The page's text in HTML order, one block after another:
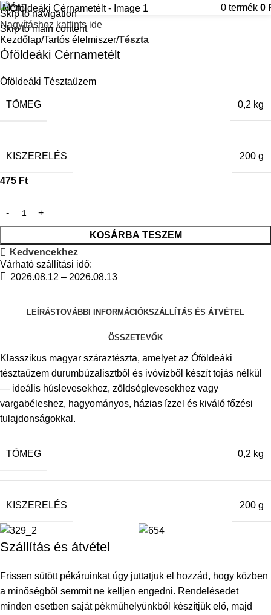
Skip to navigation
Skip to main content
Menü 0 termék 0
Nagyításhoz kattints ide
Kezdőlap Tartós élelmiszer Tészta
Óföldeáki Cérnametélt
Óföldeáki Tésztaüzem
TÖMEG 0,2 kg
KISZERELÉS 200 g
475 Ft
KOSÁRBA TESZEM
Kedvencekhez
Várható szállítási idő:
2026.08.12 – 2026.08.13
LEÍRÁSTOVÁBBI INFORMÁCIÓKSZÁLLÍTÁS ÉS ÁTVÉTEL
ÖSSZETEVŐK
Klasszikus magyar száraztészta, amelyet az Óföldeáki
tésztaüzem durumbúzalisztből és ivóvízből készít tojás nélkül
— ideális húslevesekhez, zöldséglevesekhez vagy
vargabéleshez, hagyományos, házias ízzel és kiváló főzési
tulajdonságokkal.
TÖMEG 0,2 kg
KISZERELÉS 200 g
Szállítás és átvétel
Frissen sütött pékáruinkat úgy juttatjuk el hozzád, hogy közben
a minőségből semmit ne kelljen engedni. Rendelésedet
minden esetben saját pékműhelyünkből készítjük elő, majd